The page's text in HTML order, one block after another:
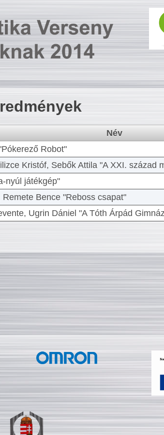
Név
Robot"
Kristóf, Sebők Attila "A XXI. század
nyúl játékgép"
Remete Bence "Reboss csapat"
Ugrin Dániel "A Tóth Árpád